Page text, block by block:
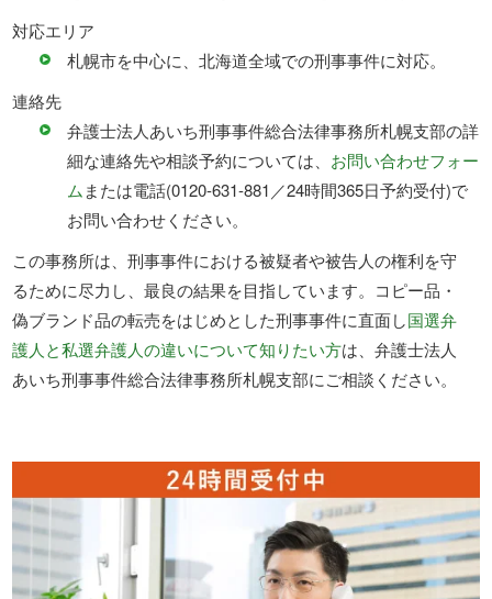
対応エリア
札幌市を中心に、北海道全域での刑事事件に対応。
連絡先
弁護士法人あいち刑事事件総合法律事務所札幌支部の詳
細な連絡先や相談予約については、 お問い合わせフォー
ム または電話(0120-631-881／24時間365日予約受付)で
お問い合わせください。
この事務所は、刑事事件における被疑者や被告人の権利を守
るために尽力し、最良の結果を目指しています。コピー品・
偽ブランド品の転売をはじめとした刑事事件に直面し国選弁
護人と私選弁護人の違いについて知りたい方は、弁護士法人
あいち刑事事件総合法律事務所札幌支部にご相談ください。